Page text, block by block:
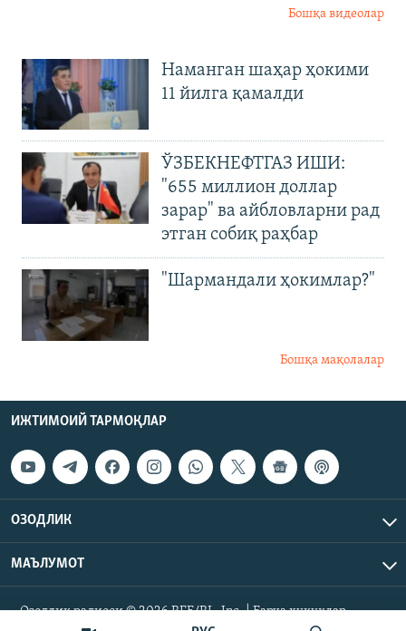
Бошқа видеолар
Наманган шаҳар ҳокими
11 йилга қамалди
ЎЗБЕКНЕФТГАЗ ИШИ:
"655 миллион доллар
зарар" ва айбловларни рад
этган собиқ раҳбар
"Шармандали ҳокимлар?"
Бошқа мақолалар
ИЖТИМОИЙ ТАРМОҚЛАР
ОЗОДЛИК
МАЪЛУМОТ
Озодлик радиоси © 2026 RFE/RL, Inc. | Барча ҳуқуқлар